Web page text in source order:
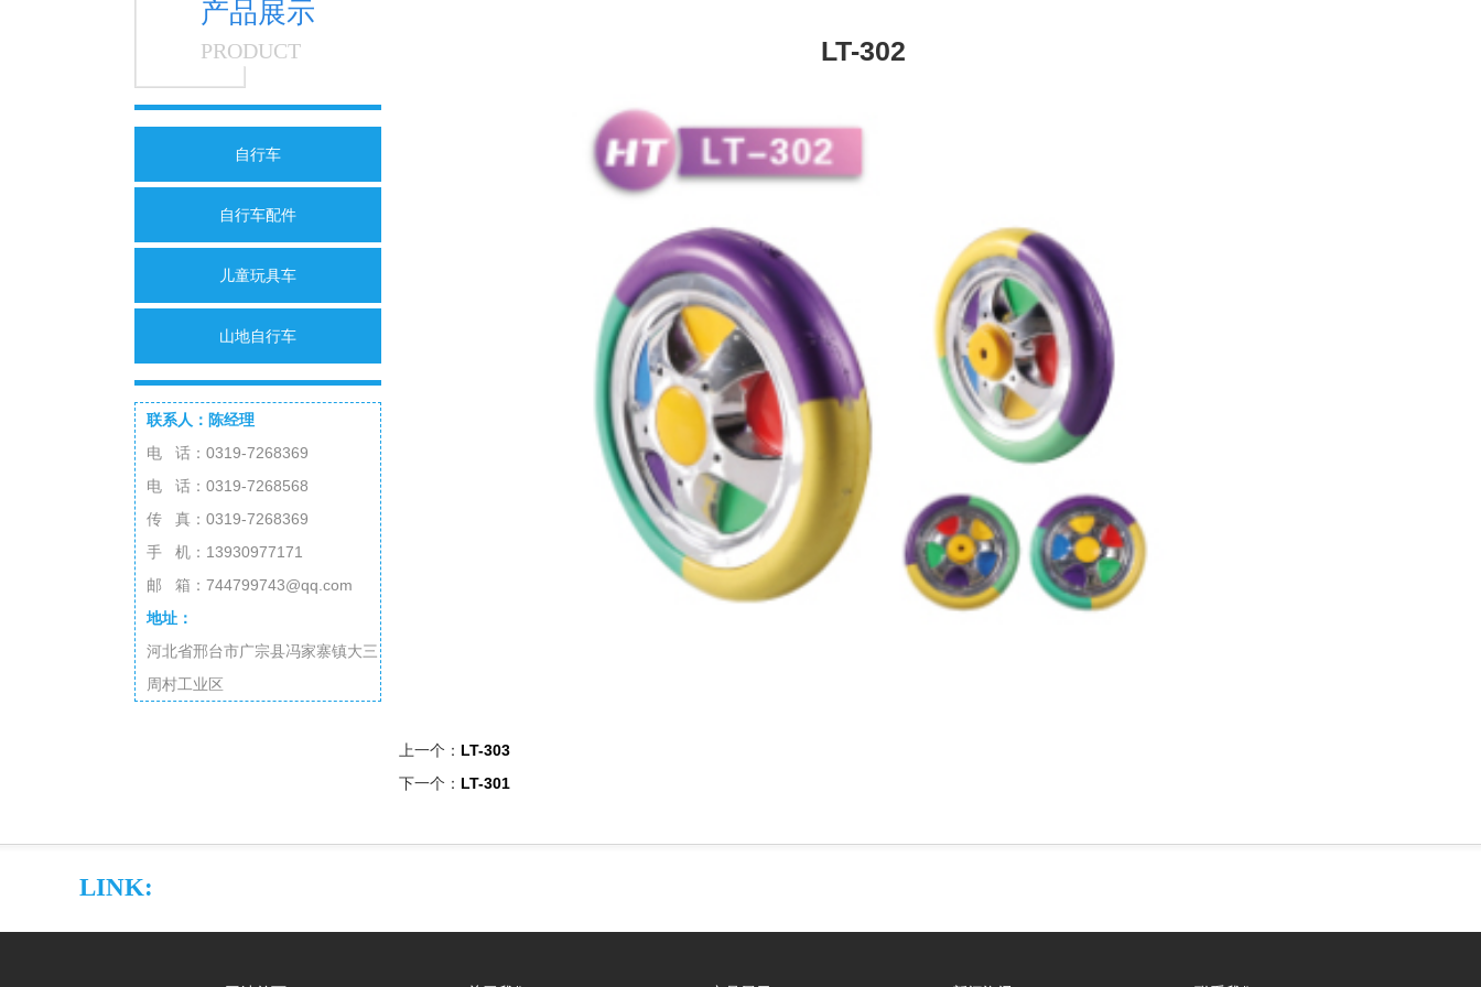
产品展示
PRODUCT
自行车
自行车配件
儿童玩具车
山地自行车
联系人：陈经理
电 话：0319-7268369
电 话：0319-7268568
传 真：0319-7268369
手 机：13930977171
邮 箱：744799743@qq.com
地址：
河北省邢台市广宗县冯家寨镇大三
周村工业区
LT-302
上一个： LT-303
下一个： LT-301
LINK: